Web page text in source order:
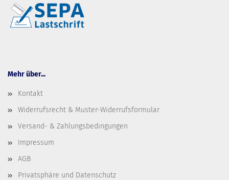
Mehr über...
Kontakt
Widerrufsrecht & Muster-Widerrufsformular
Versand- & Zahlungsbedingungen
Impressum
AGB
Privatsphäre und Datenschutz